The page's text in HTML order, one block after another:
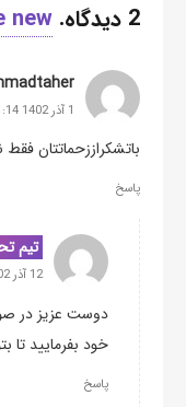
2 دیدگاه.
new
1 آذر 1402 21:14
باتشکراززحماتتان
پاسخ
تیم
12 آذر 1402 15:18
دوست عزیز در
خود بفرمایید تا
پاسخ